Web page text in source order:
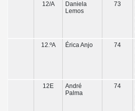
12/A
Daniela
Lemos
73
12.ºA Érica Anjo 74
12E
André
Palma
74